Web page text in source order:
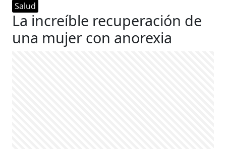
Salud
La increíble recuperación de
una mujer con anorexia